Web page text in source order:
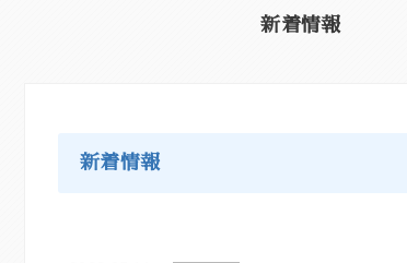
新着情報
新着情報